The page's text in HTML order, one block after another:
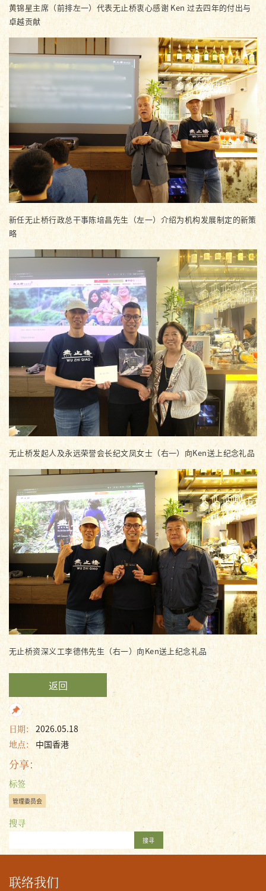
日期：
2026.05.18
地点： 中国香港
分享：
标签
管理委员会
搜寻
搜寻
黄锦星主席（前排左一）代表无止桥衷心感谢 Ken 过去四年的付出与
卓越贡献
新任无止桥行政总干事陈培昌先生（左一）介绍为机构发展制定的新策
略
无止桥发起人及永远荣誉会长纪文凤女士（右一）向Ken送上纪念礼品
无止桥资深义工李德伟先生（右一）向Ken送上纪念礼品
返回
联络我们